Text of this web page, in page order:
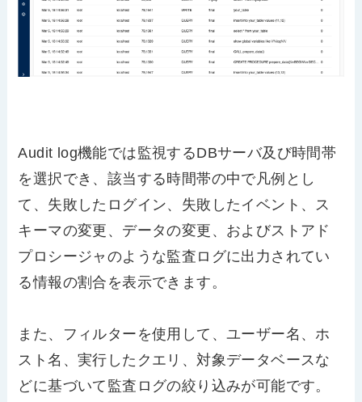
Audit log機能では監視するDBサーバ及び時間帯
を選択でき、該当する時間帯の中で凡例とし
て、失敗したログイン、失敗したイベント、ス
キーマの変更、データの変更、およびストアド
プロシージャのような監査ログに出力されてい
る情報の割合を表示できます。
また、フィルターを使用して、ユーザー名、ホ
スト名、実行したクエリ、対象データベースな
どに基づいて監査ログの絞り込みが可能です。